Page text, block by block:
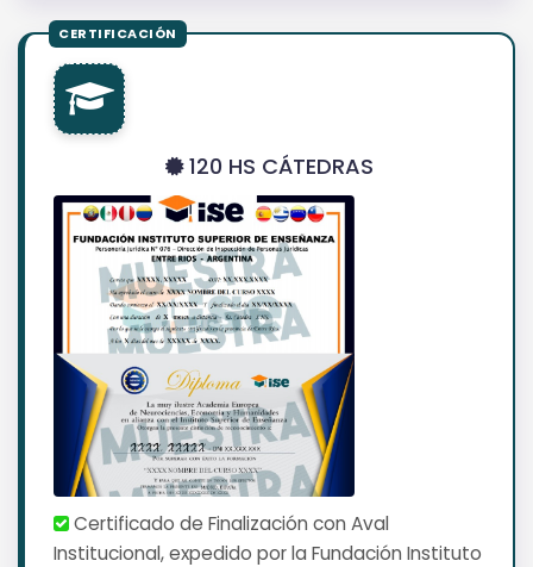
120 HS CÁTEDRAS
Certificado de Finalización con Aval
Institucional, expedido por la Fundación Instituto